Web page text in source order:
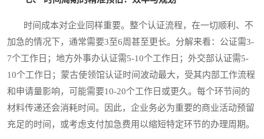
时间成本对企业同样重要。整个认证流程，在一切顺利、不
加急的情况下，通常需要3至6周甚至更长。分解来看：公证需3-
7个工作日；地方外事办认证需5-10个工作日；外交部认证需5-
10个工作日；蒙古使领馆认证时间波动最大，受其内部工作流程
和申请量影响，可能需要10-20个工作日或更久。每个环节间的
材料传递还会消耗时间。因此，企业务必为重要的商业活动预留
充足的时间，或考虑支付加急费用以缩短特定环节的办理周期。